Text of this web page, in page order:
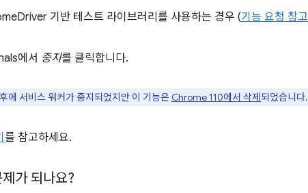
기반 테스트 라이브러리를 사용하는 경우 (기능 요청 참고
에서 중지를 클릭합니다.
에 서비스 워커가 중지되었지만 이 기능은 Chrome 110에서 삭제되었습니다.
를 참고하세요.
가 되나요?